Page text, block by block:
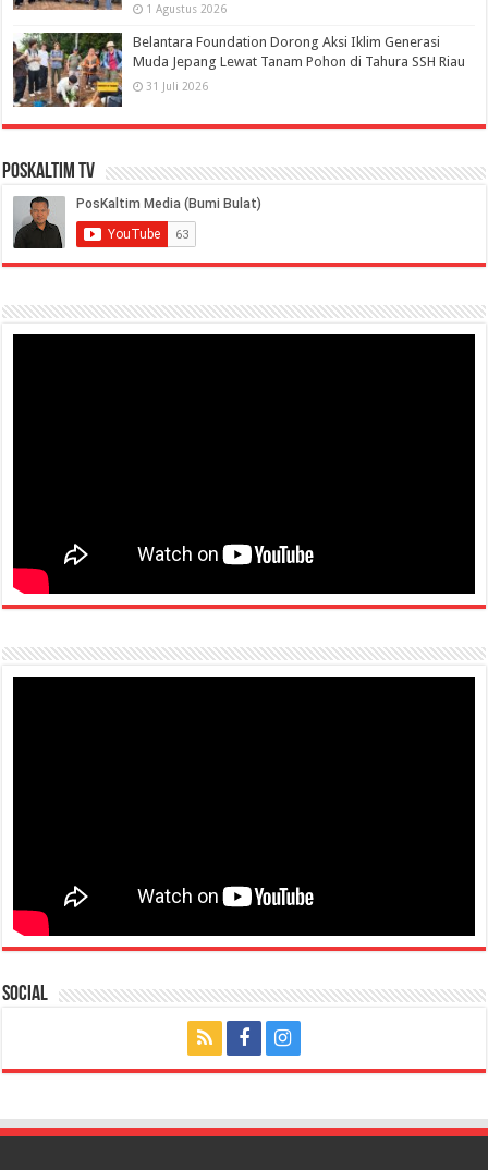
1 Agustus 2026
Belantara Foundation Dorong Aksi Iklim Generasi
Muda Jepang Lewat Tanam Pohon di Tahura SSH Riau
31 Juli 2026
PosKaltim TV
Social